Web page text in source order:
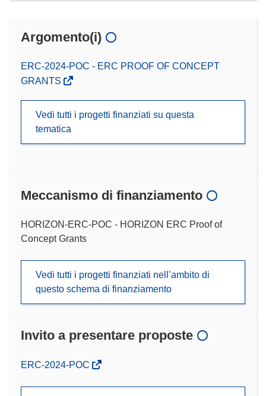
Argomento(i)
ERC-2024-POC - ERC PROOF OF CONCEPT
GRANTS
Vedi tutti i progetti finanziati su questa
tematica
Meccanismo di finanziamento
HORIZON-ERC-POC - HORIZON ERC Proof of
Concept Grants
Vedi tutti i progetti finanziati nell’ambito di
questo schema di finanziamento
Invito a presentare proposte
(si
ERC-2024-POC